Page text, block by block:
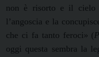
non è risorto e il cielo
l’angoscia e la
che ci fa tanto feroci» (
oggi questa sembra la